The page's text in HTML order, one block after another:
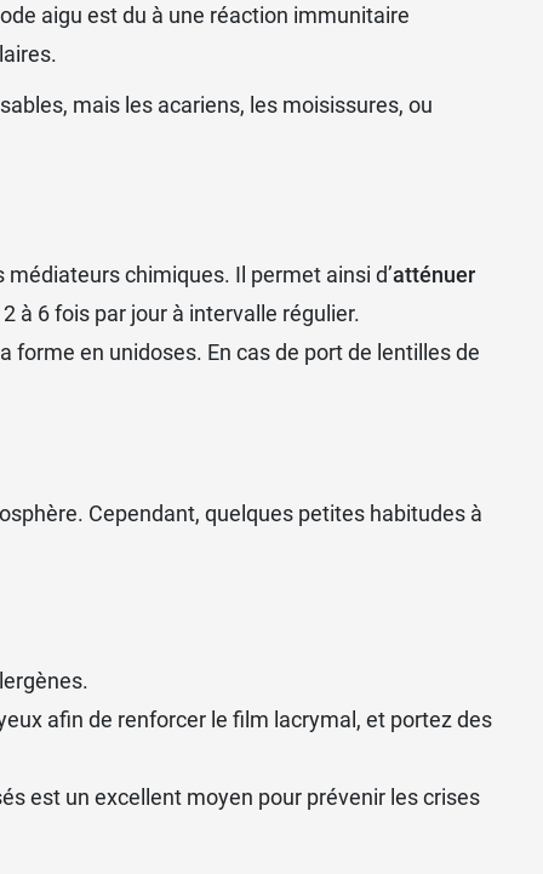
aigu est du à une réaction immunitaire
mais les acariens, les moisissures, ou
chimiques. Il permet ainsi d’atténuer
à 6 fois par jour à intervalle régulier.
en unidoses. En cas de port de lentilles de
Cependant, quelques petites habitudes à
afin de renforcer le film lacrymal, et portez des
est un excellent moyen pour prévenir les crises